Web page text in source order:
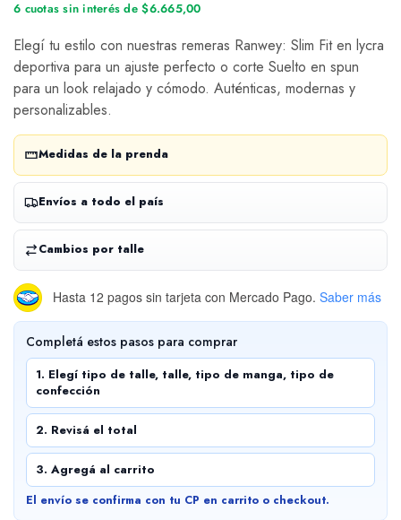
6 cuotas sin interés de $6.665,00
Elegí tu estilo con nuestras remeras Ranwey: Slim Fit en lycra
deportiva para un ajuste perfecto o corte Suelto en spun
para un look relajado y cómodo. Auténticas, modernas y
personalizables.
Medidas de la prenda
Envíos a todo el país
Cambios por talle
Hasta 12 pagos sin tarjeta con Mercado Pago. Saber más
Completá estos pasos para comprar
1. Elegí tipo de talle, talle, tipo de manga, tipo de
confección
2. Revisá el total
3. Agregá al carrito
El envío se confirma con tu CP en carrito o checkout.